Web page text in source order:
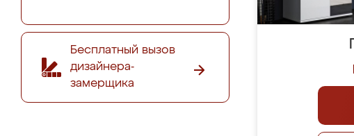
Бесплатный вызов
дизайнера-
замерщика